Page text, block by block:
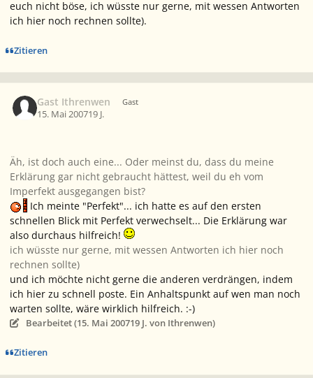
euch nicht böse, ich wüsste nur gerne, mit wessen Antworten
ich hier noch rechnen sollte).
Zitieren
Gast Ithrenwen Gast
15. Mai 200719 J.
Äh, ist doch auch eine... Oder meinst du, dass du meine
Erklärung gar nicht gebraucht hättest, weil du eh vom
Imperfekt ausgegangen bist?
Ich meinte "Perfekt"... ich hatte es auf den ersten
schnellen Blick mit Perfekt verwechselt... Die Erklärung war
also durchaus hilfreich!
ich wüsste nur gerne, mit wessen Antworten ich hier noch
rechnen sollte)
und ich möchte nicht gerne die anderen verdrängen, indem
ich hier zu schnell poste. Ein Anhaltspunkt auf wen man noch
warten sollte, wäre wirklich hilfreich. :-)
Bearbeitet (15. Mai 200719 J. von Ithrenwen)
Zitieren